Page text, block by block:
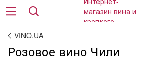
VINO.UA
Розовое вино Чили